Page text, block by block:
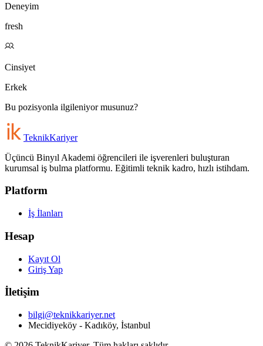
Deneyim
fresh
Cinsiyet
Erkek
Bu pozisyonla ilgileniyor musunuz?
TeknikKariyer
Üçüncü Binyıl Akademi öğrencileri ile işverenleri buluşturan
kurumsal iş bulma platformu. Eğitimli teknik kadro, hızlı istihdam.
Platform
İş İlanları
Hesap
Kayıt Ol
Giriş Yap
İletişim
bilgi@teknikkariyer.net
Mecidiyeköy - Kadıköy, İstanbul